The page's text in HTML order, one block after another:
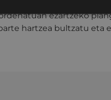
ezartzeko
hartzea bultzatu eta